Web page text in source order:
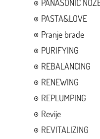
PANASONIC
PASTA&LOVE
Pranje brade
PURIFYING
REBALANCING
RENEWING
REPLUMPING
Revije
REVITALIZING